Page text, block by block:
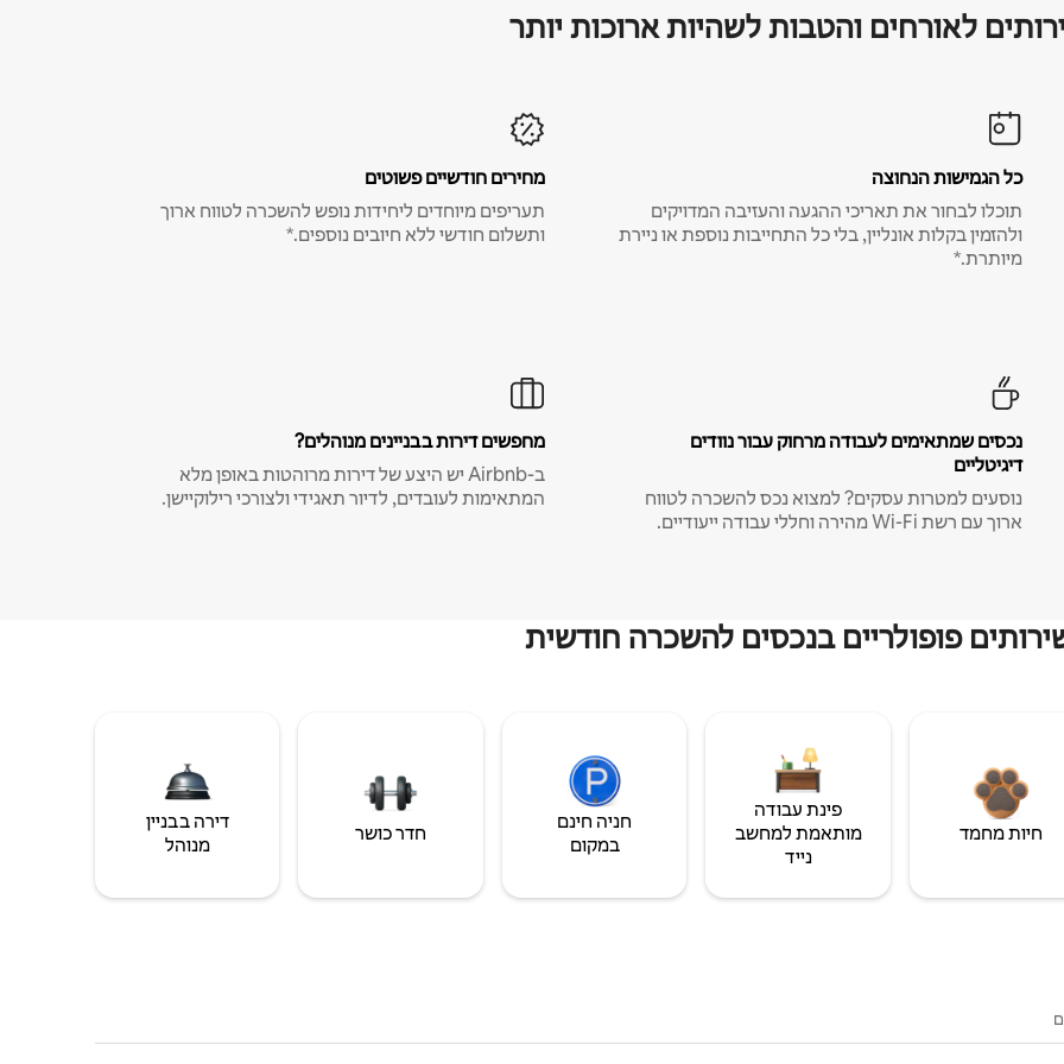
לאורחים והטבות לשהיות ארוכות יותר
כל הגמישות הנחוצה
תוכלו לבחור את תאריכי ההגעה והעזיבה המדויקים
ולהזמין בקלות אונליין, בלי כל התחייבות נוספת או ניירת
מיותרת.*
מחירים חודשיים פשוטים
תעריפים מיוחדים ליחידות נופש להשכרה לטווח ארוך
ותשלום חודשי ללא חיובים נוספים.*
נכסים שמתאימים לעבודה מרחוק עבור נוודים
דיגיטליים
נוסעים למטרות עסקים? למצוא נכס להשכרה לטווח
ארוך עם רשת Wi-Fi מהירה וחללי עבודה ייעודיים.
מחפשים דירות בבניינים מנוהלים?
ב-Airbnb יש היצע של דירות מרוהטות באופן מלא
המתאימות לעובדים, לדיור תאגידי ולצורכי רילוקיישן.
פופולריים בנכסים להשכרה חודשית
חיות מחמד
פינת עבודה
מותאמת למחשב
נייד
חניה חינם
במקום
חדר כושר
דירה בבניין
מנוהל